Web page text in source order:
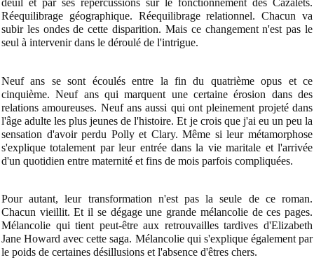
deuil et par ses répercussions sur le fonctionnement des Cazalets.
Réequilibrage géographique. Réequilibrage relationnel. Chacun va
subir les ondes de cette disparition. Mais ce changement n'est pas le
seul à intervenir dans le déroulé de l'intrigue.
Neuf ans se sont écoulés entre la fin du quatrième opus et ce
cinquième. Neuf ans qui marquent une certaine érosion dans des
relations amoureuses. Neuf ans aussi qui ont pleinement projeté dans
l'âge adulte les plus jeunes de l'histoire. Et je crois que j'ai eu un peu la
sensation d'avoir perdu Polly et Clary. Même si leur métamorphose
s'explique totalement par leur entrée dans la vie maritale et l'arrivée
d'un quotidien entre maternité et fins de mois parfois compliquées.
Pour autant, leur transformation n'est pas la seule de ce roman.
Chacun vieillit. Et il se dégage une grande mélancolie de ces pages.
Mélancolie qui tient peut-être aux retrouvailles tardives d'Elizabeth
Jane Howard avec cette saga. Mélancolie qui s'explique également par
le poids de certaines désillusions et l'absence d'êtres chers.